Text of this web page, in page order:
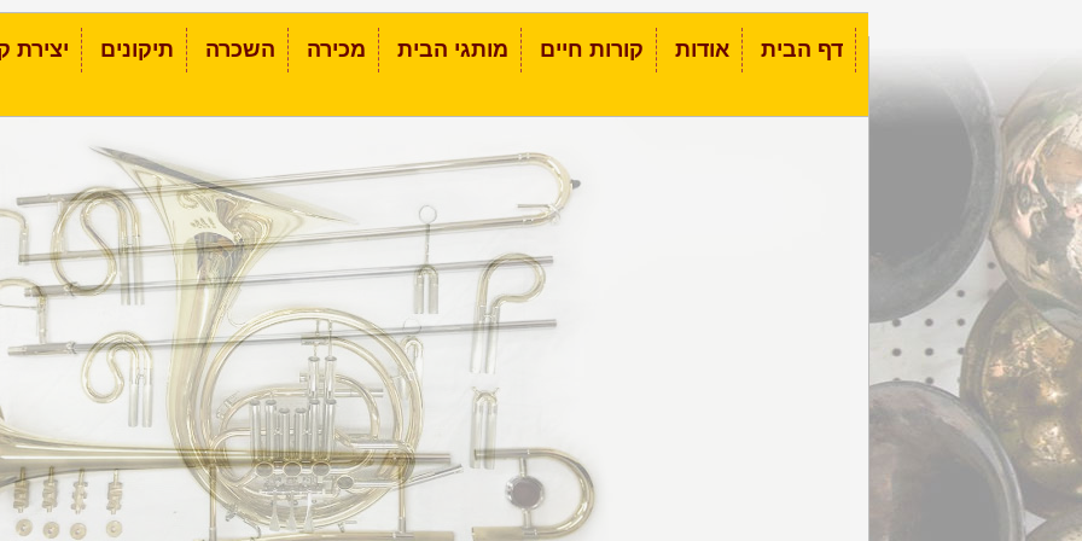
דף הבית אודות קורות חיים מותגי הבית מכירה השכרה תיקונים יצירת